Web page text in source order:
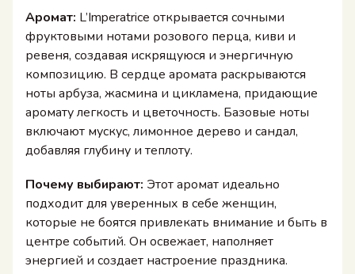
Аромат: L’Imperatrice открывается сочными
фруктовыми нотами розового перца, киви и
ревеня, создавая искрящуюся и энергичную
композицию. В сердце аромата раскрываются
ноты арбуза, жасмина и цикламена, придающие
аромату легкость и цветочность. Базовые ноты
включают мускус, лимонное дерево и сандал,
добавляя глубину и теплоту.
Почему выбирают: Этот аромат идеально
подходит для уверенных в себе женщин,
которые не боятся привлекать внимание и быть в
центре событий. Он освежает, наполняет
энергией и создает настроение праздника.